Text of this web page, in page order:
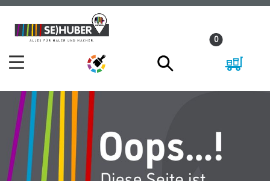
Zum
Inhalt
Zum
Navigationsmenü
0